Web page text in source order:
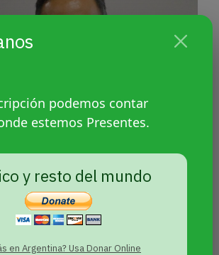
podemos contar
estemos Presentes.
y resto del mundo
en Argentina? Usa Donar Online
«Los grupos
usan América
laboratorio»